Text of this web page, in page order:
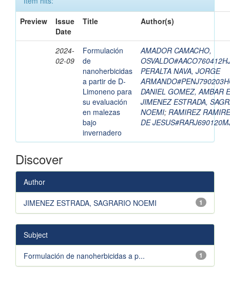
Preview
Issue
Date
Title Author(s)
2024-
02-09
Formulación
de
nanoherbicidas
a partir de D-
Limoneno para
su evaluación
en malezas
bajo
invernadero
AMADOR CAMACHO,
PERALTA NAVA, JORGE
DANIEL GOMEZ, AMBAR
JIMENEZ ESTRADA,
NOEMI; RAMIREZ
DE
Discover
Author
1
JIMENEZ ESTRADA, SAGRARIO NOEMI
Subject
1
Formulación de nanoherbicidas a p...